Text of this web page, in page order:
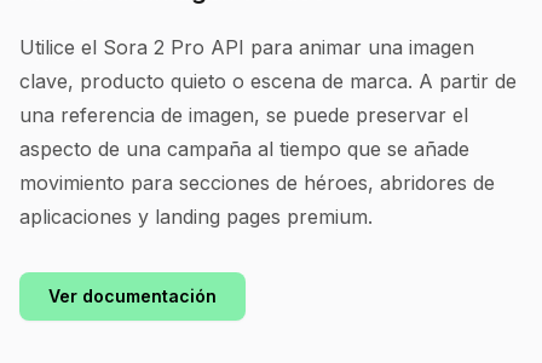
Utilice el Sora 2 Pro API para animar una imagen
clave, producto quieto o escena de marca. A partir de
una referencia de imagen, se puede preservar el
aspecto de una campaña al tiempo que se añade
movimiento para secciones de héroes, abridores de
aplicaciones y landing pages premium.
Ver documentación